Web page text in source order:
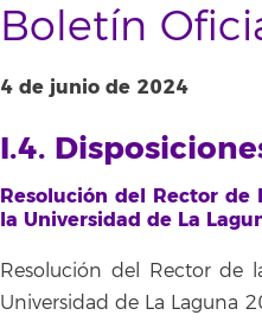
Boletín
4 de junio de 2024
I.4.
Resolución del Rector de
la Universidad de La
Resolución del Rector de
Universidad de La Laguna